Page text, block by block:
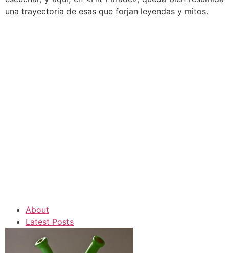
una trayectoria de esas que forjan leyendas y mitos.
About
Latest Posts